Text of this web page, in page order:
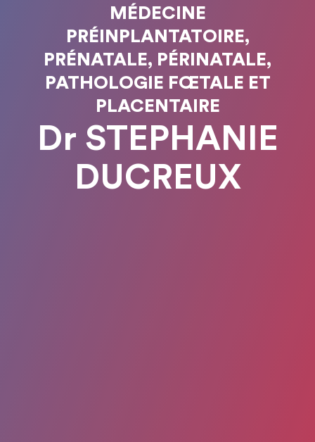
MÉDECINE
PRÉINPLANTATOIRE,
PRÉNATALE, PÉRINATALE,
PATHOLOGIE FŒTALE ET
PLACENTAIRE
Dr STEPHANIE
DUCREUX